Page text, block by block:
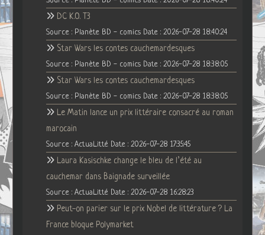
DC K.O. T3
Source : Planète BD - comics Date : 2026-07-28 18:40:24
Star Wars les contes cauchemardesques
Source : Planète BD - comics Date : 2026-07-28 18:38:05
Star Wars les contes cauchemardesques
Source : Planète BD - comics Date : 2026-07-28 18:38:05
Le Matin lance un prix littéraire consacré au roman
marocain
Source : ActuaLitté Date : 2026-07-28 17:35:45
Laura Kasischke change le bleu de l’été au
cauchemar dans Baignade surveillée
Source : ActuaLitté Date : 2026-07-28 16:28:23
Peut-on parier sur le prix Nobel de littérature ? La
France bloque Polymarket